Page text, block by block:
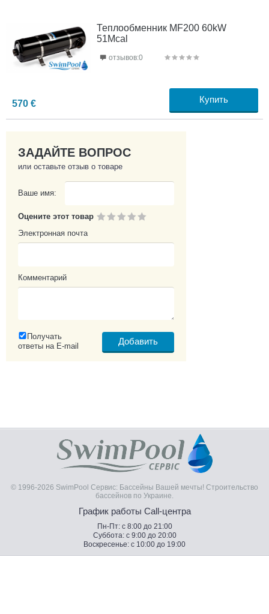
Теплообменник MF200 60kW
51Mcal
570 € Купить
отзывов:0
ЗАДАЙТЕ ВОПРОС
или оставьте отзыв о товаре
Ваше имя:
Оцените этот товар
Электронная почта
Комментарий
Получать
ответы на E-mail
© 1996-2026 SwimPool Сервис: Бассейны Вашей мечты! Строительство
бассейнов по Украине.
График работы Call-центра
Пн-Пт: с 8:00 до 21:00
Суббота: с 9:00 до 20:00
Воскресенье: с 10:00 до 19:00